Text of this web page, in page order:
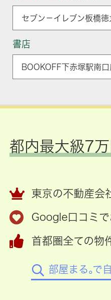
セブン－イレブン板橋
書店
BOOKOFF下赤塚駅
都内最大級7
東京の不動産会
Google口コミ
首都圏全ての物
部屋まる。で